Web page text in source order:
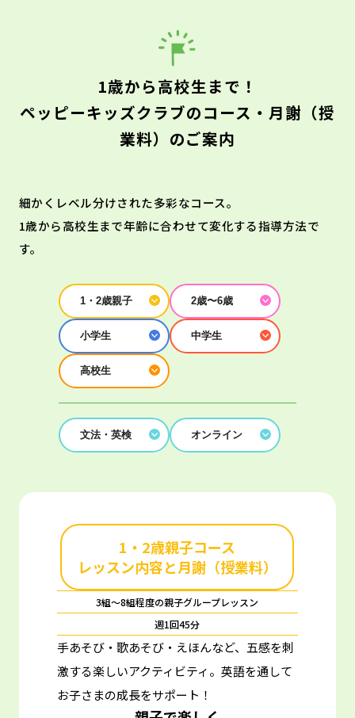
1歳から高校生まで！
ペッピーキッズクラブのコース・月謝（授
業料）のご案内
細かくレベル分けされた多彩なコース。
1歳から高校生まで年齢に合わせて変化する指導方法で
す。
1・2歳親子 2歳〜6歳
小学生 中学生
高校生
文法・英検 オンライン
1・2歳親子コース
レッスン内容と月謝（授業料）
3組～8組程度の親子グループレッスン
週1回45分
手あそび・歌あそび・えほんなど、五感を刺
激する楽しいアクティビティ。 英語を通して
お子さまの成長をサポート！